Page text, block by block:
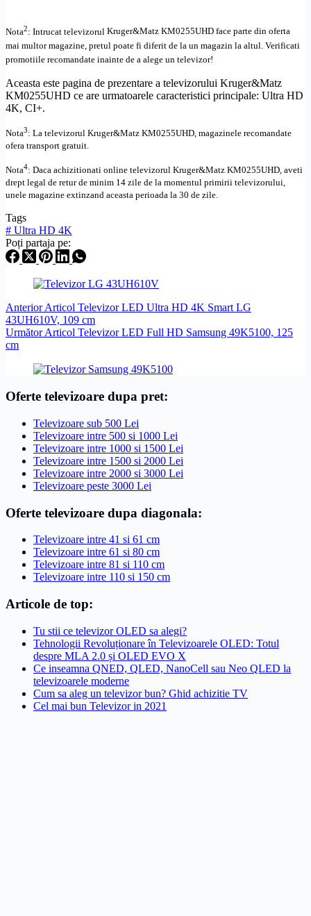
Nota2: Intrucat televizorul Kruger&Matz KM0255UHD face parte din oferta
mai multor magazine, pretul poate fi diferit de la un magazin la altul . Verificati
promotiile recomandate inainte de a alege un televizor!
Aceasta este pagina de prezentare a televizorului Kruger&Matz
KM0255UHD ce are urmatoarele caracteristici principale: Ultra HD
4K, CI+.
Nota3: La televizorul Kruger&Matz KM0255UHD, magazinele recomandate
ofera transport gratuit.
Nota4: Daca achizitionati online televizorul Kruger&Matz KM0255UHD, aveti
drept legal de retur de minim 14 zile de la momentul primirii televizorului,
unele magazine extinzand aceasta perioada la 30 de zile.
Tags
# Ultra HD 4K
Poți partaja pe:
AnteriorArticol Televizor LED Ultra HD 4K Smart LG
43UH610V, 109 cm
UrmătorArticol Televizor LED Full HD Samsung 49K5100, 125
cm
Oferte televizoare dupa pret:
Televizoare sub 500 Lei
Televizoare intre 500 si 1000 Lei
Televizoare intre 1000 si 1500 Lei
Televizoare intre 1500 si 2000 Lei
Televizoare intre 2000 si 3000 Lei
Televizoare peste 3000 Lei
Oferte televizoare dupa diagonala:
Televizoare intre 41 si 61 cm
Televizoare intre 61 si 80 cm
Televizoare intre 81 si 110 cm
Televizoare intre 110 si 150 cm
Articole de top:
Tu stii ce televizor OLED sa alegi?
Tehnologii Revoluționare în Televizoarele OLED: Totul
despre MLA 2.0 și OLED EVO X
Ce inseamna QNED, QLED, NanoCell sau Neo QLED la
televizoarele moderne
Cum sa aleg un televizor bun? Ghid achizitie TV
Cel mai bun Televizor in 2021